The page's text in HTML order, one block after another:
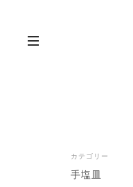
カテゴリー
手塩皿